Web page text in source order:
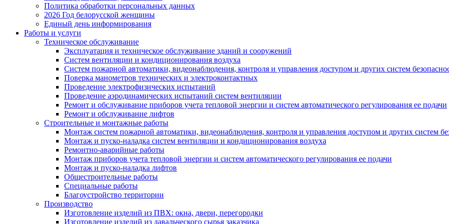
Политика обработки персональных данных
2026 Год белорусской женщины
Единый день информирования
Работы и услуги
Техническое обслуживание
Эксплуатация и техническое обслуживание зданий и сооружений
Систем вентиляции и кондиционирования воздуха
Систем пожарной автоматики, видеонаблюдения, контроля и управления доступом и других систем
Поверка манометров технических и электроконтактных
Проведение электрофизических испытаний
Проведение аэродинамических испытаний систем вентиляции
Ремонт и обслуживание приборов учета тепловой энергии и систем автоматического регулирования ее подачи
Ремонт и обслуживание лифтов
Строительные и монтажные работы
Монтаж систем пожарной автоматики, видеонаблюдения, контроля и управления доступом и других систем
Монтаж и пуско-наладка систем вентиляции и кондиционирования воздуха
Ремонтно-аварийные работы
Монтаж приборов учета тепловой энергии и систем автоматического регулирования ее подачи
Монтаж и пуско-наладка лифтов
Общестроительные работы
Специальные работы
Благоустройство территории
Производство
Изготовление изделий из ПВХ: окна, двери, перегородки
Изготовление изделий из давальческого сырья заказчика